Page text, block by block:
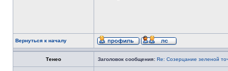
Вернуться к началу
Тенео Заголовок сообщения: Re: Созерцание зеленой